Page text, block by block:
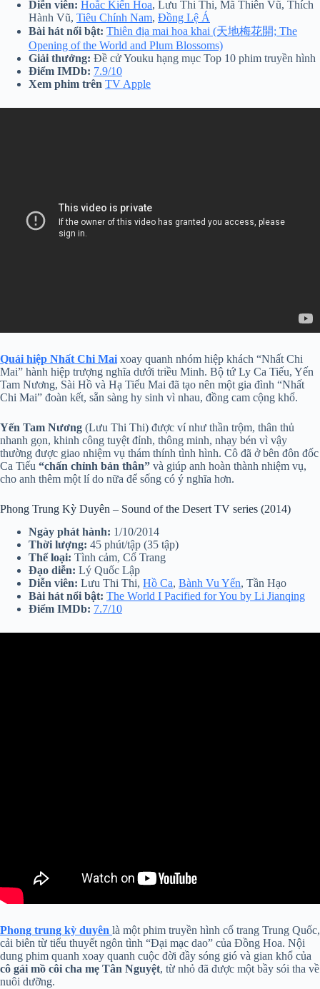
Diễn viên: Hoắc Kiến Hoa, Lưu Thi Thi, Mã Thiên Vũ, Thích
Hành Vũ, Tiêu Chính Nam, Đồng Lệ Á
Bài hát nổi bật: Thiên địa mai hoa khai (天地梅花開; The
Opening of the World and Plum Blossoms)
Giải thưởng: Đề cử Youku hạng mục Top 10 phim truyền hình
Điểm IMDb: 7.9/10
Xem phim trên TV Apple
Quái hiệp Nhất Chi Mai xoay quanh nhóm hiệp khách “Nhất Chi
Mai” hành hiệp trượng nghĩa dưới triều Minh. Bộ tứ Ly Ca Tiếu, Yến
Tam Nương, Sài Hồ và Hạ Tiểu Mai đã tạo nên một gia đình “Nhất
Chi Mai” đoàn kết, sẵn sàng hy sinh vì nhau, đồng cam cộng khổ.
Yến Tam Nương (Lưu Thi Thi) được ví như thần trộm, thân thủ
nhanh gọn, khinh công tuyệt đỉnh, thông minh, nhạy bén vì vậy
thường được giao nhiệm vụ thám thính tình hình. Cô đã ở bên đôn đốc
Ca Tiếu “chấn chỉnh bản thân” và giúp anh hoàn thành nhiệm vụ,
cho anh thêm một lí do nữa để sống có ý nghĩa hơn.
Phong Trung Kỳ Duyên – Sound of the Desert TV series (2014)
Ngày phát hành: 1/10/2014
Thời lượng: 45 phút/tập (35 tập)
Thể loại: Tình cảm, Cổ Trang
Đạo diễn: Lý Quốc Lập
Diễn viên: Lưu Thi Thi, Hồ Ca, Bành Vu Yến, Tần Hạo
Bài hát nổi bật: The World I Pacified for You by Li Jianqing
Điểm IMDb: 7.7/10
Phong trung kỳ duyên là một phim truyền hình cổ trang Trung Quốc,
cải biên từ tiểu thuyết ngôn tình “Đại mạc dao” của Đồng Hoa. Nội
dung phim quanh xoay quanh cuộc đời đầy sóng gió và gian khổ của
cô gái mồ côi cha mẹ Tân Nguyệt, từ nhỏ đã được một bầy sói tha về
nuôi dưỡng.